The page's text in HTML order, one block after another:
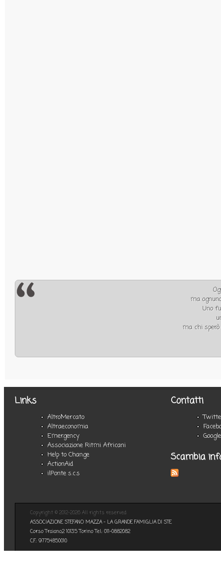
ma
Uno
ma chi
Links
AltroMercato
Altraeconomia
Emergency
Associazione Ritmi Africani
Help to Change
ActionAid
ilPonte s.c.s
Contatti
Scambia
Copyright © 2012-2026 All rights reserved
ASSOCIAZIONE STEFANO MAZZA - LA GRANDE FAMIGLIA DI STE
Corso Traiano,2 10135 Torino Tel.: 011-0882082
C.F.: 97754850010